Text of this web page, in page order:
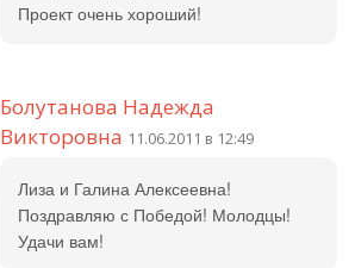
Проект очень хороший!
Болутанова Надежда
Викторовна 11.06.2011 в 12:49
Лиза и Галина Алексеевна!
Поздравляю с Победой! Молодцы!
Удачи вам!